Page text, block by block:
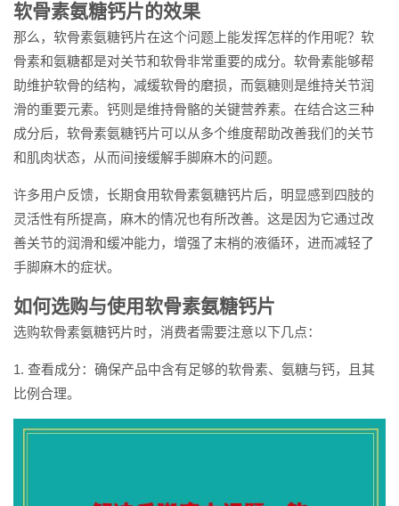
软骨素氨糖钙片的效果
那么，软骨素氨糖钙片在这个问题上能发挥怎样的作用呢？软
骨素和氨糖都是对关节和软骨非常重要的成分。软骨素能够帮
助维护软骨的结构，减缓软骨的磨损，而氨糖则是维持关节润
滑的重要元素。钙则是维持骨骼的关键营养素。在结合这三种
成分后，软骨素氨糖钙片可以从多个维度帮助改善我们的关节
和肌肉状态，从而间接缓解手脚麻木的问题。
许多用户反馈，长期食用软骨素氨糖钙片后，明显感到四肢的
灵活性有所提高，麻木的情况也有所改善。这是因为它通过改
善关节的润滑和缓冲能力，增强了末梢的液循环，进而减轻了
手脚麻木的症状。
如何选购与使用软骨素氨糖钙片
选购软骨素氨糖钙片时，消费者需要注意以下几点：
1. 查看成分：确保产品中含有足够的软骨素、氨糖与钙，且其
比例合理。